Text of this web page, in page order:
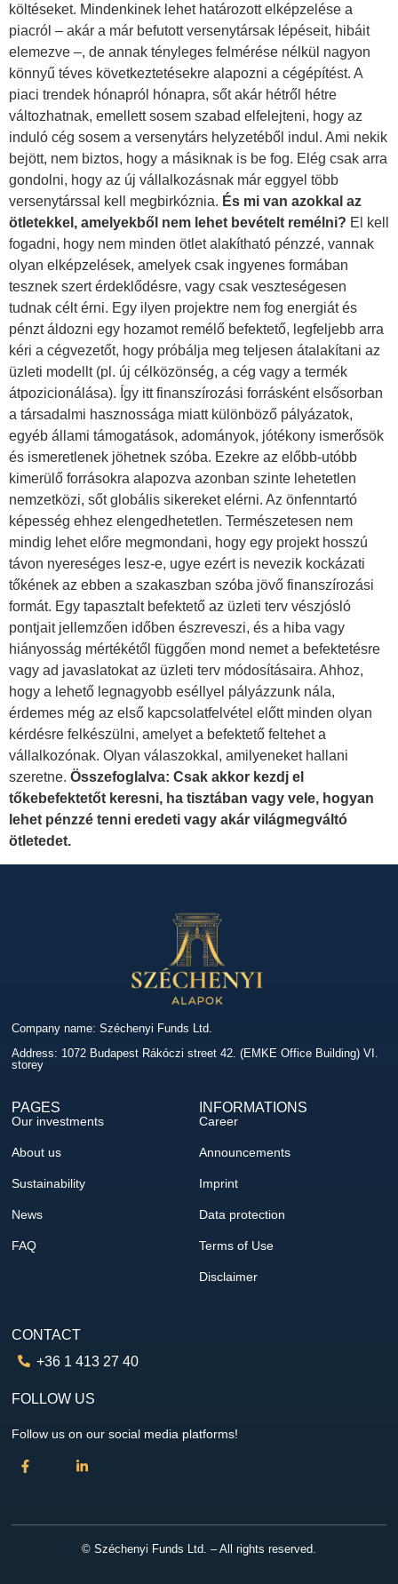
költéseket. Mindenkinek lehet határozott elképzelése a
piacról – akár a már befutott versenytársak lépéseit, hibáit
elemezve –, de annak tényleges felmérése nélkül nagyon
könnyű téves következtetésekre alapozni a cégépítést. A
piaci trendek hónapról hónapra, sőt akár hétről hétre
változhatnak, emellett sosem szabad elfelejteni, hogy az
induló cég sosem a versenytárs helyzetéből indul. Ami nekik
bejött, nem biztos, hogy a másiknak is be fog. Elég csak arra
gondolni, hogy az új vállalkozásnak már eggyel több
versenytárssal kell megbirkóznia. És mi van azokkal az
ötletekkel, amelyekből nem lehet bevételt remélni? El kell
fogadni, hogy nem minden ötlet alakítható pénzzé, vannak
olyan elképzelések, amelyek csak ingyenes formában
tesznek szert érdeklődésre, vagy csak veszteségesen
tudnak célt érni. Egy ilyen projektre nem fog energiát és
pénzt áldozni egy hozamot remélő befektető, legfeljebb arra
kéri a cégvezetőt, hogy próbálja meg teljesen átalakítani az
üzleti modellt (pl. új célközönség, a cég vagy a termék
átpozicionálása). Így itt finanszírozási forrásként elsősorban
a társadalmi hasznossága miatt különböző pályázatok,
egyéb állami támogatások, adományok, jótékony ismerősök
és ismeretlenek jöhetnek szóba. Ezekre az előbb-utóbb
kimerülő forrásokra alapozva azonban szinte lehetetlen
nemzetközi, sőt globális sikereket elérni. Az önfenntartó
képesség ehhez elengedhetetlen. Természetesen nem
mindig lehet előre megmondani, hogy egy projekt hosszú
távon nyereséges lesz-e, ugye ezért is nevezik kockázati
tőkének az ebben a szakaszban szóba jövő finanszírozási
formát. Egy tapasztalt befektető az üzleti terv vészjósló
pontjait jellemzően időben észreveszi, és a hiba vagy
hiányosság mértékétől függően mond nemet a befektetésre
vagy ad javaslatokat az üzleti terv módosításaira. Ahhoz,
hogy a lehető legnagyobb eséllyel pályázzunk nála,
érdemes még az első kapcsolatfelvétel előtt minden olyan
kérdésre felkészülni, amelyet a befektető feltehet a
vállalkozónak. Olyan válaszokkal, amilyeneket hallani
szeretne. Összefoglalva: Csak akkor kezdj el
tőkebefektetőt keresni, ha tisztában vagy vele, hogyan
lehet pénzzé tenni eredeti vagy akár világmegváltó
ötletedet.
Company name: Széchenyi Funds Ltd.
Address: 1072 Budapest Rákóczi street 42. (EMKE Office Building) VI.
storey
PAGES
Our investments
About us
Sustainability
News
FAQ
INFORMATIONS
Career
Announcements
Imprint
Data protection
Terms of Use
Disclaimer
CONTACT
+36 1 413 27 40
FOLLOW US
Follow us on our social media platforms!
© Széchenyi Funds Ltd. – All rights reserved.